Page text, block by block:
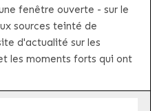
fenêtre ouverte - sur le
sources teinté de
d'actualité sur les
les moments forts qui ont